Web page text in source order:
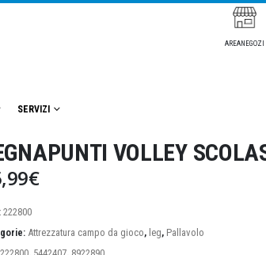
AREANEGOZI
SERVIZI
VOLLEY
€
222800
Attrezzatura campo da gioco, leg, Pallavolo